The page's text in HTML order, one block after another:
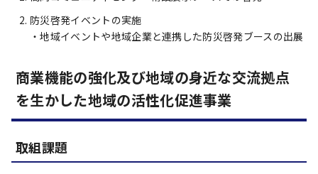
防災啓発イベントの実施
・地域イベントや地域企業と連携した防災啓発ブースの出展
商業機能の強化及び地域の身近な交流拠点
を生かした地域の活性化促進事業
取組課題